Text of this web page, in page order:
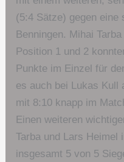
(5:4 Sätze) gegen eine
Benningen. Mihai
Position 1 und 2
Punkte im Einzel für
es auch bei Lukas Kull
mit 8:10 knapp im
Einen weiteren
Tarba und Lars Heimel
insgesamt 5 von 5